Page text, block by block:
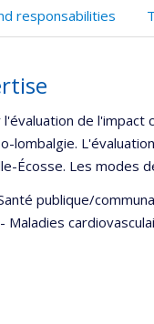
responsabilities
de l'impact
lombalgie.
Écosse. Les modes
publique/